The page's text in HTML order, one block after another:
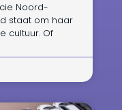
Noord-
staat om haar
cultuur. Of